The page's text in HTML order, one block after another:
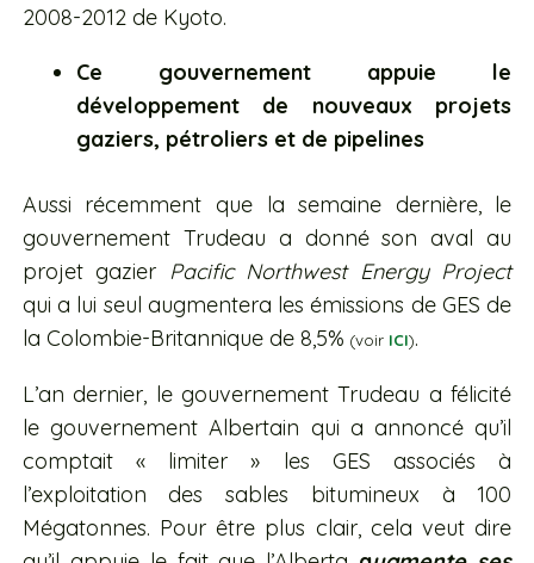
2008-2012 de Kyoto.
Ce gouvernement appuie le
développement de nouveaux projets
gaziers, pétroliers et de pipelines
Aussi récemment que la semaine dernière, le
gouvernement Trudeau a donné son aval au
projet gazier Pacific Northwest Energy Project
qui a lui seul augmentera les émissions de GES de
la Colombie-Britannique de 8,5% (voir ICI).
L’an dernier, le gouvernement Trudeau a félicité
le gouvernement Albertain qui a annoncé qu’il
comptait « limiter » les GES associés à
l’exploitation des sables bitumineux à 100
Mégatonnes. Pour être plus clair, cela veut dire